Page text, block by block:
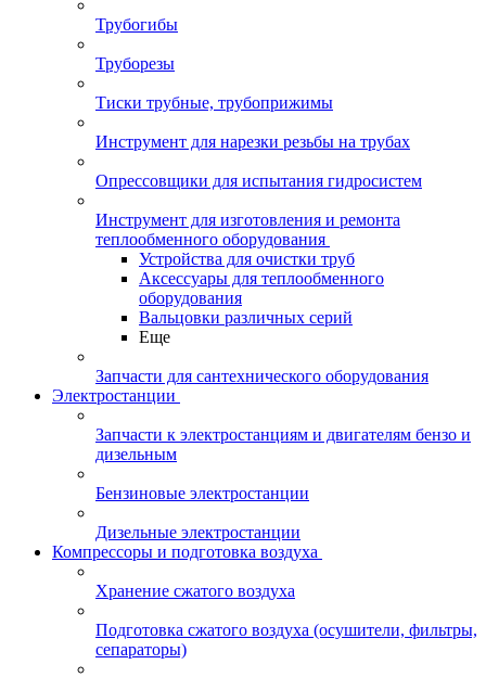
Трубогибы
Труборезы
Тиски трубные, трубоприжимы
Инструмент для нарезки резьбы на трубах
Опрессовщики для испытания гидросистем
Инструмент для изготовления и ремонта
теплообменного оборудования
Устройства для очистки труб
Аксессуары для теплообменного
оборудования
Вальцовки различных серий
Еще
Запчасти для сантехнического оборудования
Электростанции
Запчасти к электростанциям и двигателям бензо и
дизельным
Бензиновые электростанции
Дизельные электростанции
Компрессоры и подготовка воздуха
Хранение сжатого воздуха
Подготовка сжатого воздуха (осушители, фильтры,
сепараторы)